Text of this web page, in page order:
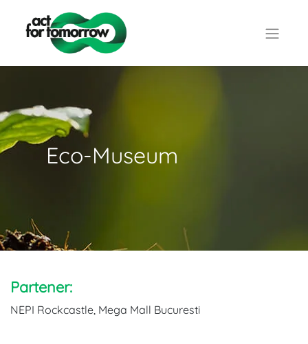
Eco-Museum
Partener:
NEPI Rockcastle, Mega Mall Bucuresti